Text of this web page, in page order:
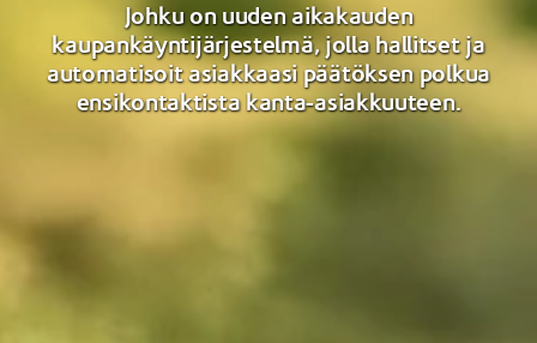
Johku on uuden aikakauden
kaupankäyntijärjestelmä, jolla hallitset ja
automatisoit asiakkaasi päätöksen polkua
ensikontaktista kanta-asiakkuuteen.